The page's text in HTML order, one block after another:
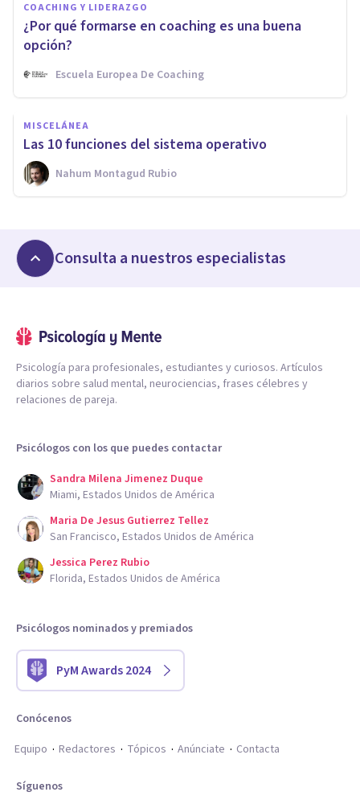
COACHING Y LIDERAZGO
¿Por qué formarse en coaching es una buena
opción?
Escuela Europea De Coaching
MISCELÁNEA
Las 10 funciones del sistema operativo
Nahum Montagud Rubio
Consulta a nuestros especialistas
Psicología para profesionales, estudiantes y curiosos. Artículos
diarios sobre salud mental, neurociencias, frases célebres y
relaciones de pareja.
Psicólogos con los que puedes contactar
Sandra Milena Jimenez Duque
Miami, Estados Unidos de América
Maria De Jesus Gutierrez Tellez
San Francisco, Estados Unidos de América
Jessica Perez Rubio
Florida, Estados Unidos de América
Psicólogos nominados y premiados
PyM Awards 2024
Conócenos
Equipo
Redactores Tópicos Anúnciate Contacta
Síguenos